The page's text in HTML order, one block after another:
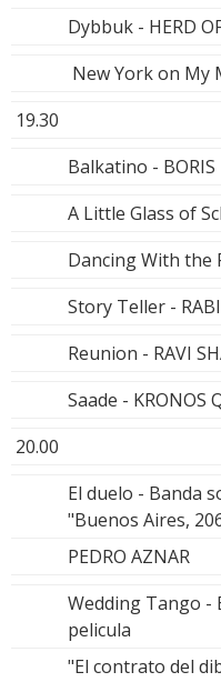
Dybbuk - HERD
New York on My
19.30
Balkatino - BORIS
A Little Glass of
Dancing With the
Story Teller -
Reunion - RAVI
Saade - KRONOS
20.00
El duelo - Banda
"Buenos Aires,
PEDRO AZNAR
Wedding Tango -
pelicula
"El contrato del